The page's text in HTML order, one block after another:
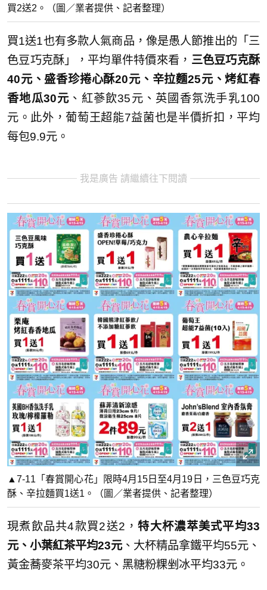
買2送2。（圖／業者提供、記者整理）
買1送1也有多款人氣商品，像是愚人節推出的「三
色豆巧克酥」，平均單件特價來看， 三色豆巧克酥
40元、盛香珍捲心酥20元、辛拉麵25元、烤紅春
香地瓜30元 、紅蔘飲35元、英國香氛洗手乳100
元。此外，葡萄王超能7益菌也是半價折扣，平均
每包9.9元。
我是廣告 請繼續往下閱讀
▲7-11「春賞開心花」限時4月15日至4月19日，三色豆巧克
酥、辛拉麵買1送1。（圖／業者提供、記者整理）
現煮飲品共4款買2送2，特大杯濃萃美式平均33
元、小葉紅茶平均23元、大杯精品拿鐵平均55元、
黃金蕎麥茶平均30元、黑糖粉粿剉冰平均33元。